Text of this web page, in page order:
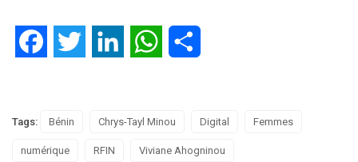
FacebookTwitter LinkedIn WhatsApp
Tags: Bénin Chrys-Tayl Minou Digital Femmes
numérique RFIN Viviane Ahogninou